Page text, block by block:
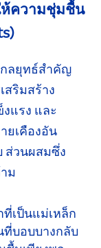
ความชุ่มชื้น
กลยุทธ์สำคัญ
สริมสร้าง
แรง และ
ยเคืองอัน
ส่วนผสมซึ่ง
ม
เป็นแม่เหล็ก
ที่บอบบางกลับ